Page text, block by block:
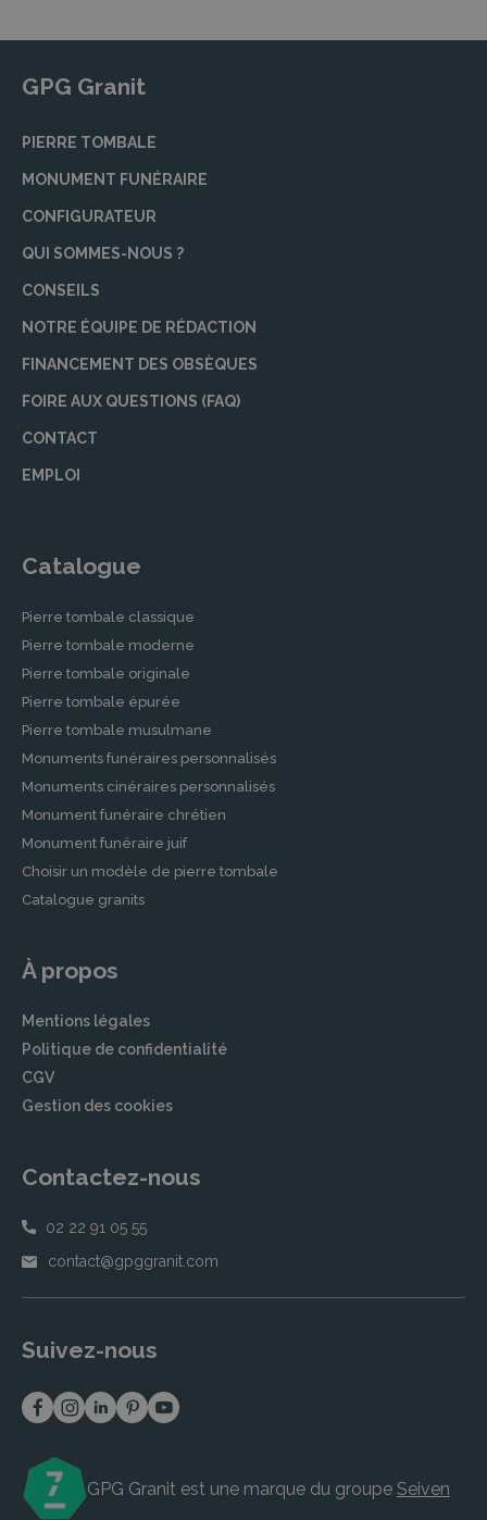
GPG Granit
PIERRE TOMBALE
MONUMENT FUNÉRAIRE
CONFIGURATEUR
QUI SOMMES-NOUS ?
CONSEILS
NOTRE ÉQUIPE DE RÉDACTION
FINANCEMENT DES OBSÈQUES
FOIRE AUX QUESTIONS (FAQ)
CONTACT
EMPLOI
Catalogue
Pierre tombale classique
Pierre tombale moderne
Pierre tombale originale
Pierre tombale épurée
Pierre tombale musulmane
Monuments funéraires personnalisés
Monuments cinéraires personnalisés
Monument funéraire chrétien
Monument funéraire juif
Choisir un modèle de pierre tombale
Catalogue granits
À propos
Mentions légales
Politique de confidentialité
CGV
Gestion des cookies
Contactez-nous
02 22 91 05 55
contact@gpggranit.com
Suivez-nous
GPG Granit est une marque du groupe Seiven